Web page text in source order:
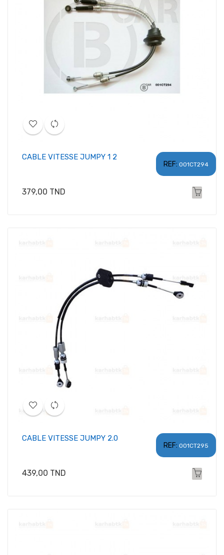
REF: 001CT294
CABLE VITESSE JUMPY 1 2
Prix
379,00 TND
REF: 001CT295
CABLE VITESSE JUMPY 2.0
Prix
439,00 TND